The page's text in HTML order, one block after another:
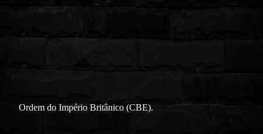
Ordem do Império Britânico (CBE).